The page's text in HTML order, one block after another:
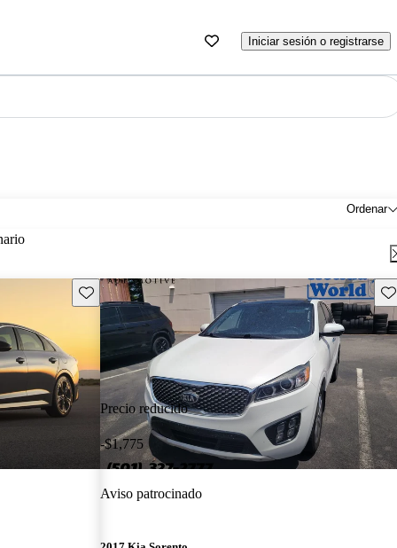
Iniciar sesión o registrarse
Ordenar
Guarda este Aviso
Precio reducido
-$1,775
Aviso patrocinado